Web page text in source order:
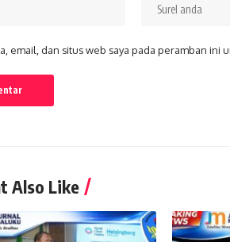
email, dan situs web saya pada peramban ini
Also Like